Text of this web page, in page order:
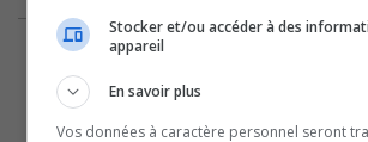
Stocker et/ou accéder à des
appareil
En savoir plus
Vos données à caractère personnel seront